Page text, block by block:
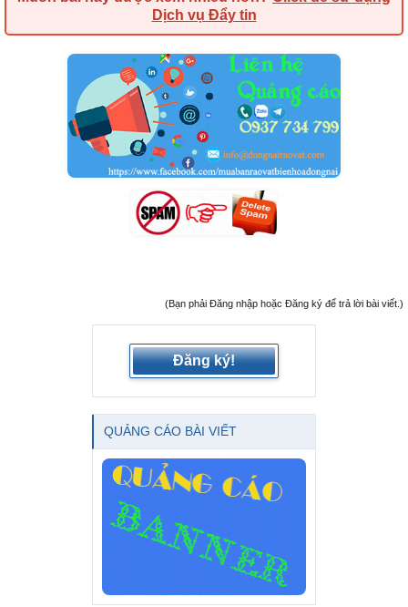
Dịch vụ Đẩy tin
(Bạn phải Đăng nhập hoặc Đăng ký để trả lời bài viết.)
Đăng ký!
QUẢNG CÁO BÀI VIẾT